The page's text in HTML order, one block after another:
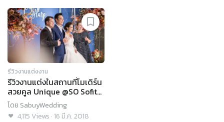
รีวิวงานแต่งงาน
รีวิวงานแต่งในสถานที่โมเดิร์น
สวยคูล Unique @SO Sofitel
Bangkok
โดย SabuyWedding
4,115 Views ·16 มี.ค. 2018